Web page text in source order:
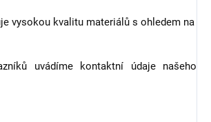
vysokou kvalitu materiálů s ohledem na
uvádíme kontaktní údaje našeho